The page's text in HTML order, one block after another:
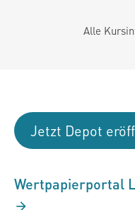
Alle
Jetzt Depot
Wertpapierportal